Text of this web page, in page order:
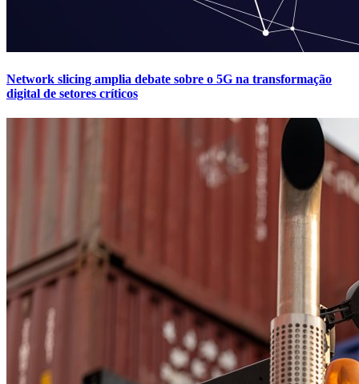
Network slicing amplia debate sobre o 5G na transformação
digital de setores críticos